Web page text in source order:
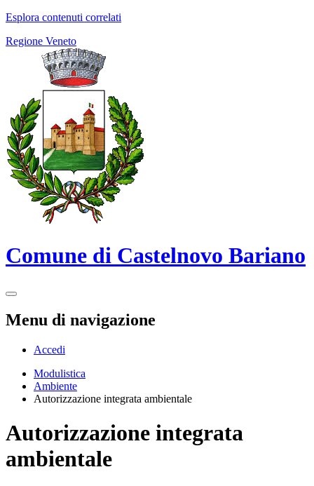
Esplora contenuti correlati
Regione Veneto
Comune di Castelnovo Bariano
Menu di navigazione
Accedi
Modulistica
Ambiente
Autorizzazione integrata ambientale
Autorizzazione integrata
ambientale